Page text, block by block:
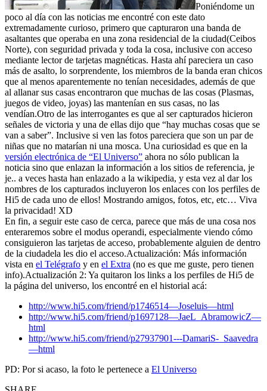
Poniéndome un
poco al día con las noticias me encontré con este dato
extremadamente curioso, primero que capturaron una banda de
asaltantes que operaba en una zona residencial de la ciudad(Ceibos
Norte), con seguridad privada y toda la cosa, inclusive con acceso
mediante lector de tarjetas magnéticas. Hasta ahí pareciera un caso
más de asalto, lo sorprendente, los miembros de la banda eran chicos
que al menos aparentemente no tenían necesidades, además de que
al allanar sus casas encontraron que muchas de las cosas (Plasmas,
juegos de video, joyas) las mantenían en sus casas, no las
vendían.Otro de las interrogantes es que al ser capturados hicieron
señales de victoria y una de ellas dijo que “hay muchas cosas que se
van a saber”. Inclusive si ven las fotos pareciera que son un par de
niñas que no matarían ni una mosca. Una curiosidad es que en la
versión electrónica de “El Universo” ahora no sólo publican la
noticia sino que enlazan la información a los sitios de referencia, je
je.. a veces hasta han enlazado a la wikipedia, y esta vez al dar los
nombres de los capturados incluyeron los enlaces con los perfiles de
Hi5 de cada uno de ellos! Mostrando amigos, fotos, etc, etc… Viva
la privacidad! XD
En fin, a seguir este caso de cerca, parece que más de una cosa nos
enteraremos sobre el modus operandi, especialmente viendo cómo
consiguieron las tarjetas de acceso, probablemente alguien de dentro
de la ciudadela les dio el acceso.Actualización: Más información
vista en el Telégrafo y en el Extra (no es que me guste, pero tienen
info).Actualización 2: Ya quitaron los links a los perfiles de Hi5 de
la página del universo, los encontré en el historial acá:
http://www.hi5.com/friend/p1746514—Joseluis—html
http://www.hi5.com/friend/p1697128—JaeL_AbramowicZ—
html
http://www.hi5.com/friend/p27937901---DamariS-_Saavedra
—html
PD: Por si acaso, la foto le pertenece a El Universo